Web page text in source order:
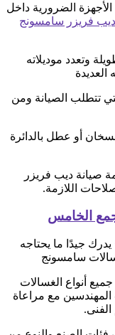
الضرورية داخل
ديب فريزر سامسونج
وتعدد موديلاته
العديدة
تتطلب الصيانة ومن
أو عطل بالدائرة
صيانة ديب فريزر
اللازمة.
الخامس
يدرك جيدًا ما يحتاجه
سامسونج
أنواع الغسالات
مع مراعاة